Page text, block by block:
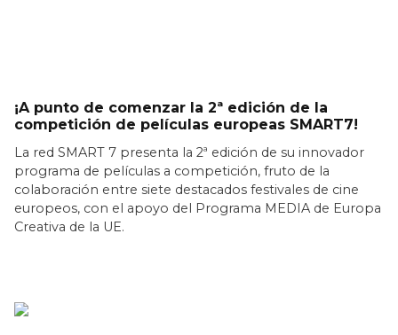
¡A punto de comenzar la 2ª edición de la
competición de películas europeas SMART7!
La red SMART 7 presenta la 2ª edición de su innovador
programa de películas a competición, fruto de la
colaboración entre siete destacados festivales de cine
europeos, con el apoyo del Programa MEDIA de Europa
Creativa de la UE.